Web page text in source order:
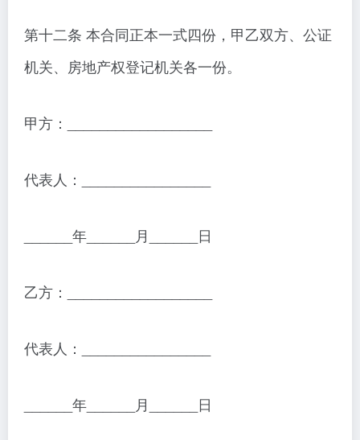
第十二条 本合同正本一式四份，甲乙双方、公证
机关、房地产权登记机关各一份。
甲方：__________________
代表人：________________
______年______月______日
乙方：__________________
代表人：________________
______年______月______日